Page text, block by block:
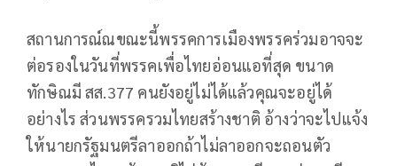
สถานการณ์ณขณะนี้พรรคการเมืองพรรคร่วมอาจจะ
ต่อรองในวันที่พรรคเพื่อไทยอ่อนแอที่สุด ขนาด
ทักษิณมี สส.377 คนยังอยู่ไม่ได้แล้วคุณจะอยู่ได้
อย่างไร ส่วนพรรครวมไทยสร้างชาติ อ้างว่าจะไปแจ้ง
ให้นายกรัฐมนตรีลาออกถ้าไม่ลาออกจะถอนตัว